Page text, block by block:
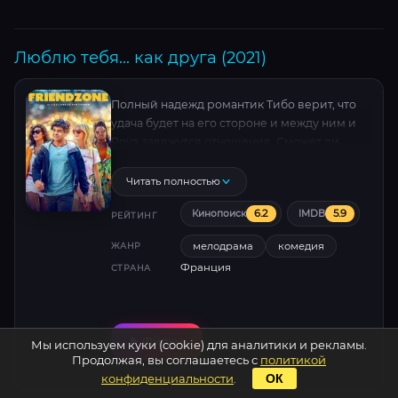
Люблю тебя... как друга (2021)
Полный надежд романтик Тибо верит, что
удача будет на его стороне и между ним и
Читать полностью
РЕЙТИНГ Кинопоиск 6.2 IMDB 5.9
ЖАНР мелодрама комедия
СТРАНА Франция
Фильм
Мы используем куки (cookie) для аналитики и рекламы.
Продолжая, вы соглашаетесь с политикой
конфиденциальности
ОК